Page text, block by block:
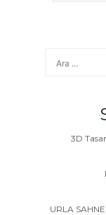
3D
URLA